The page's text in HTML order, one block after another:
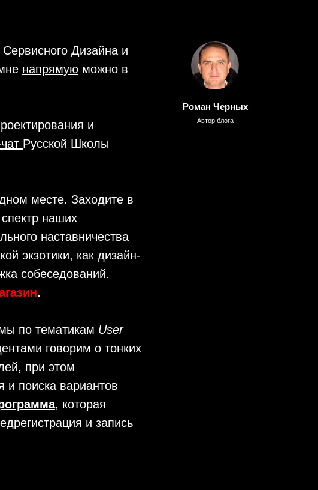
Дизайна и
напрямую можно в
и
Русской Школы
месте. Заходите в
наших
наставничества
экзотики, как дизайн-
собеседований.
.
по тематикам User
говорим о тонких
при этом
и поиска вариантов
, которая
и запись
Роман Черных
Автор блога